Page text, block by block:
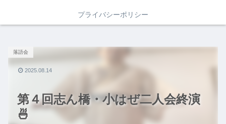
プライバシーポリシー
第４回志ん橋・小はぜ二人会終演
🍜
落語会
2025.08.14